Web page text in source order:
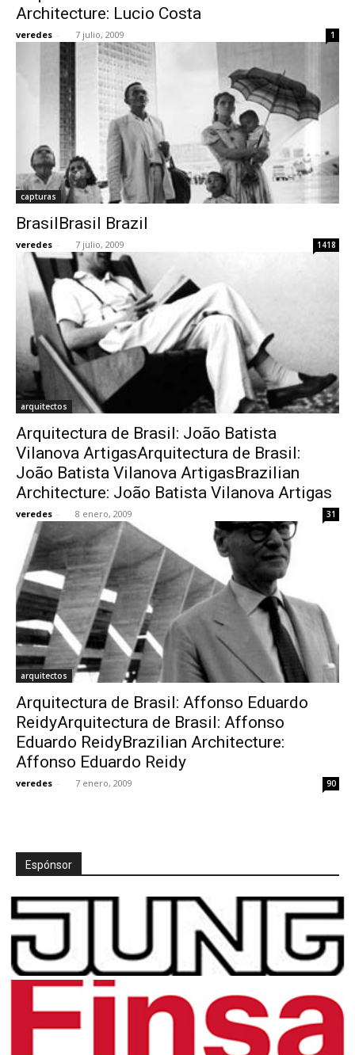
Architecture: Lucio Costa
veredes - 7 julio, 2009 1
capturas
BrasilBrasil Brazil
veredes - 7 julio, 2009 1418
arquitectos
Arquitectura de Brasil: João Batista
Vilanova ArtigasArquitectura de Brasil:
João Batista Vilanova ArtigasBrazilian
Architecture: João Batista Vilanova Artigas
veredes - 8 enero, 2009 31
arquitectos
Arquitectura de Brasil: Affonso Eduardo
ReidyArquitectura de Brasil: Affonso
Eduardo ReidyBrazilian Architecture:
Affonso Eduardo Reidy
veredes - 7 enero, 2009 90
Espónsor